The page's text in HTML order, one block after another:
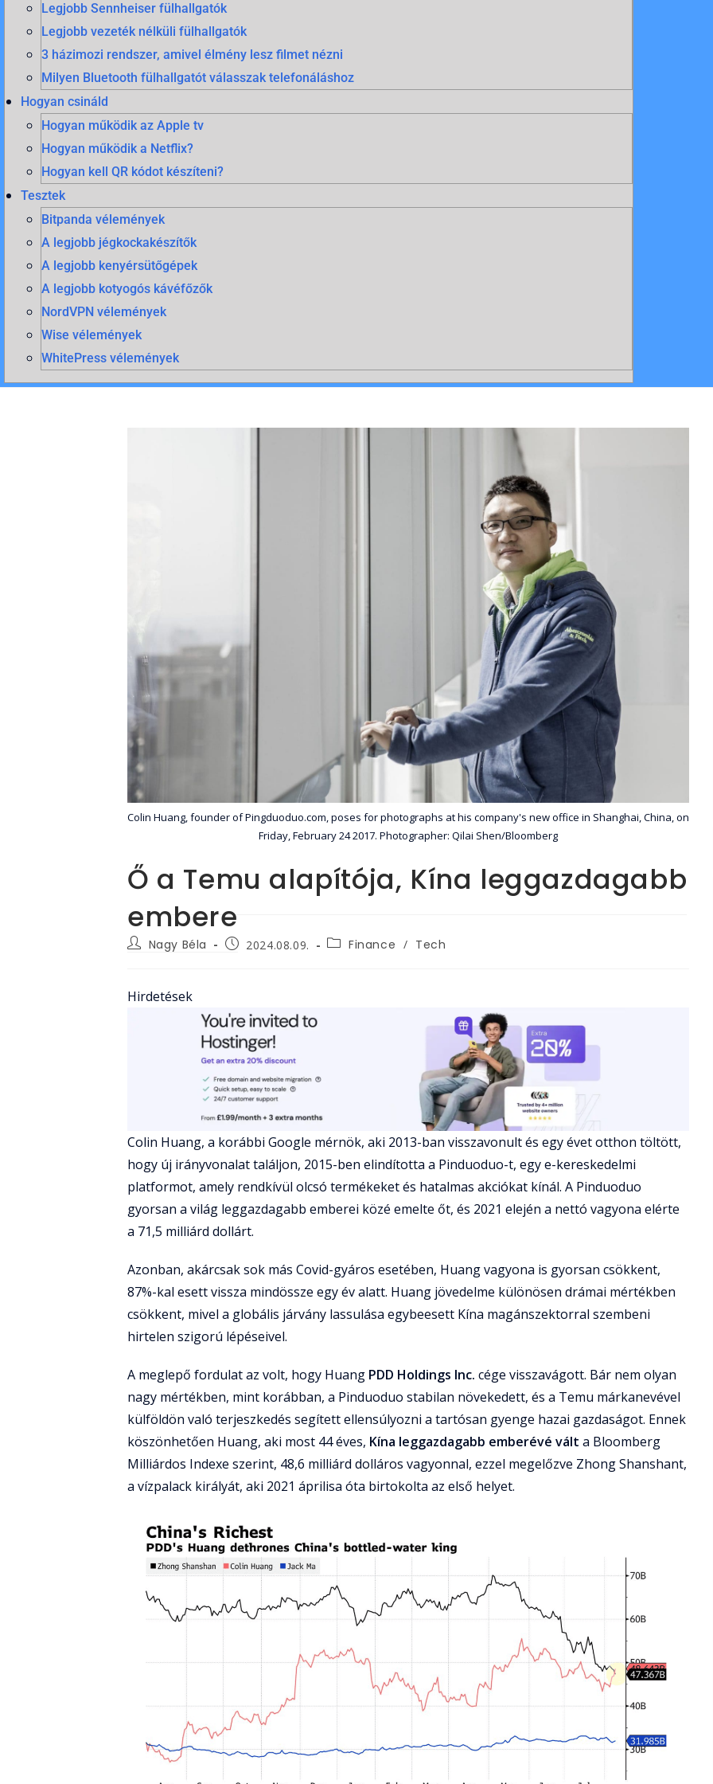
Legjobb Sennheiser fülhallgatók
Legjobb vezeték nélküli fülhallgatók
3 házimozi rendszer, amivel élmény lesz filmet nézni
Milyen Bluetooth fülhallgatót válasszak telefonáláshoz
Hogyan csináld
Hogyan működik az Apple tv
Hogyan működik a Netflix?
Hogyan kell QR kódot készíteni?
Tesztek
Bitpanda vélemények
A legjobb jégkockakészítők
A legjobb kenyérsütőgépek
A legjobb kotyogós kávéfőzők
NordVPN vélemények
Wise vélemények
WhitePress vélemények
Colin Huang, founder of Pingduoduo.com, poses for photographs at his company's new office in Shanghai, China, on
Friday, February 24 2017. Photographer: Qilai Shen/Bloomberg
Ő a Temu alapítója, Kína leggazdagabb
embere
PostNagy Béla
Post2024.08.09.
PostFinance / Tech
Hirdetések
Colin Huang, a korábbi Google mérnök, aki 2013-ban visszavonult és egy évet otthon töltött,
hogy új irányvonalat találjon, 2015-ben elindította a Pinduoduo-t, egy e-kereskedelmi
platformot, amely rendkívül olcsó termékeket és hatalmas akciókat kínál. A Pinduoduo
gyorsan a világ leggazdagabb emberei közé emelte őt, és 2021 elején a nettó vagyona elérte
a 71,5 milliárd dollárt.
Azonban, akárcsak sok más Covid-gyáros esetében, Huang vagyona is gyorsan csökkent,
87%-kal esett vissza mindössze egy év alatt. Huang jövedelme különösen drámai mértékben
csökkent, mivel a globális járvány lassulása egybeesett Kína magánszektorral szembeni
hirtelen szigorú lépéseivel.
A meglepő fordulat az volt, hogy Huang PDD Holdings Inc. cége visszavágott. Bár nem olyan
nagy mértékben, mint korábban, a Pinduoduo stabilan növekedett, és a Temu márkanevével
külföldön való terjeszkedés segített ellensúlyozni a tartósan gyenge hazai gazdaságot. Ennek
köszönhetően Huang, aki most 44 éves, Kína leggazdagabb emberévé vált a Bloomberg
Milliárdos Indexe szerint, 48,6 milliárd dolláros vagyonnal, ezzel megelőzve Zhong Shanshant,
a vízpalack királyát, aki 2021 áprilisa óta birtokolta az első helyet.